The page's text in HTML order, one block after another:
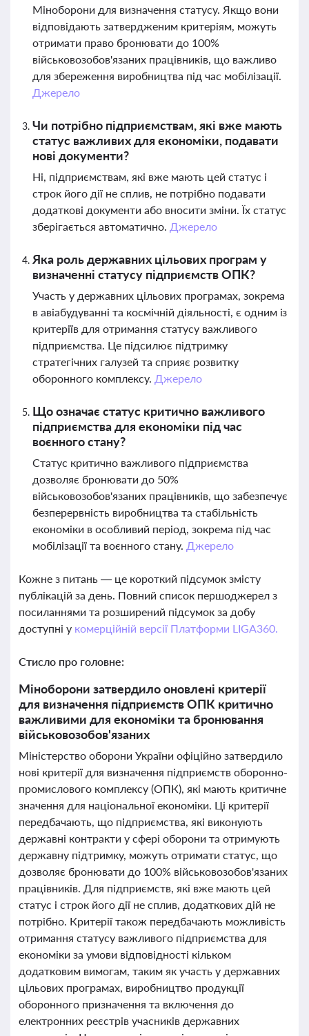
Міноборони для визначення статусу. Якщо вони
відповідають затвердженим критеріям, можуть
отримати право бронювати до 100%
військовозобов'язаних працівників, що важливо
для збереження виробництва під час мобілізації.
Джерело
Чи потрібно підприємствам, які вже мають
статус важливих для економіки, подавати
нові документи?
Ні, підприємствам, які вже мають цей статус і
строк його дії не сплив, не потрібно подавати
додаткові документи або вносити зміни. Їх статус
зберігається автоматично. Джерело
Яка роль державних цільових програм у
визначенні статусу підприємств ОПК?
Участь у державних цільових програмах, зокрема
в авіабудуванні та космічній діяльності, є одним із
критеріїв для отримання статусу важливого
підприємства. Це підсилює підтримку
стратегічних галузей та сприяє розвитку
оборонного комплексу. Джерело
Що означає статус критично важливого
підприємства для економіки під час
воєнного стану?
Статус критично важливого підприємства
дозволяє бронювати до 50%
військовозобов'язаних працівників, що забезпечує
безперервність виробництва та стабільність
економіки в особливий період, зокрема під час
мобілізації та воєнного стану. Джерело
Кожне з питань — це короткий підсумок змісту
публікацій за день. Повний список першоджерел з
посиланнями та розширений підсумок за добу
доступні у комерційній версії Платформи LIGA360.
Стисло про головне:
Міноборони затвердило оновлені критерії
для визначення підприємств ОПК критично
важливими для економіки та бронювання
військовозобов'язаних
Міністерство оборони України офіційно затвердило
нові критерії для визначення підприємств оборонно-
промислового комплексу (ОПК), які мають критичне
значення для національної економіки. Ці критерії
передбачають, що підприємства, які виконують
державні контракти у сфері оборони та отримують
державну підтримку, можуть отримати статус, що
дозволяє бронювати до 100% військовозобов'язаних
працівників. Для підприємств, які вже мають цей
статус і строк його дії не сплив, додаткових дій не
потрібно. Критерії також передбачають можливість
отримання статусу важливого підприємства для
економіки за умови відповідності кільком
додатковим вимогам, таким як участь у державних
цільових програмах, виробництво продукції
оборонного призначення та включення до
електронних реєстрів учасників державних